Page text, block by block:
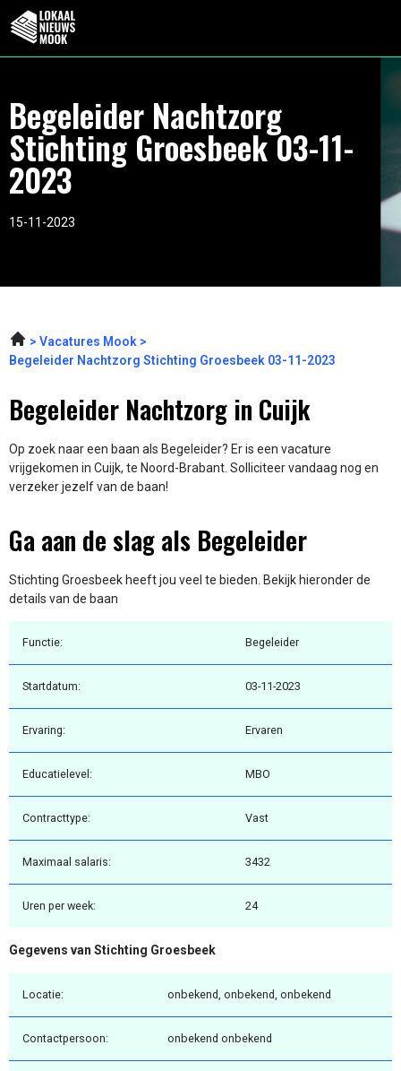
Begeleider Nachtzorg
Stichting Groesbeek 03-11-
2023
15-11-2023
Vacatures Mook
Begeleider Nachtzorg Stichting Groesbeek 03-11-2023
Begeleider Nachtzorg in Cuijk
Op zoek naar een baan als Begeleider? Er is een vacature
vrijgekomen in Cuijk, te Noord-Brabant. Solliciteer vandaag nog en
verzeker jezelf van de baan!
Ga aan de slag als Begeleider
Stichting Groesbeek heeft jou veel te bieden. Bekijk hieronder de
details van de baan
Functie: Begeleider
Startdatum: 03-11-2023
Ervaring: Ervaren
Educatielevel: MBO
Contracttype: Vast
Maximaal salaris: 3432
Uren per week: 24
Gegevens van Stichting Groesbeek
Locatie: onbekend, onbekend, onbekend
Contactpersoon: onbekend onbekend